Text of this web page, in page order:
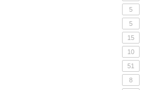
5
5
15
10
51
8